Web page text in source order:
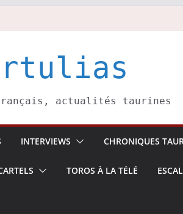
actualités taurines
INTERVIEWS CHRONIQUES
TOROS À LA TÉLÉ